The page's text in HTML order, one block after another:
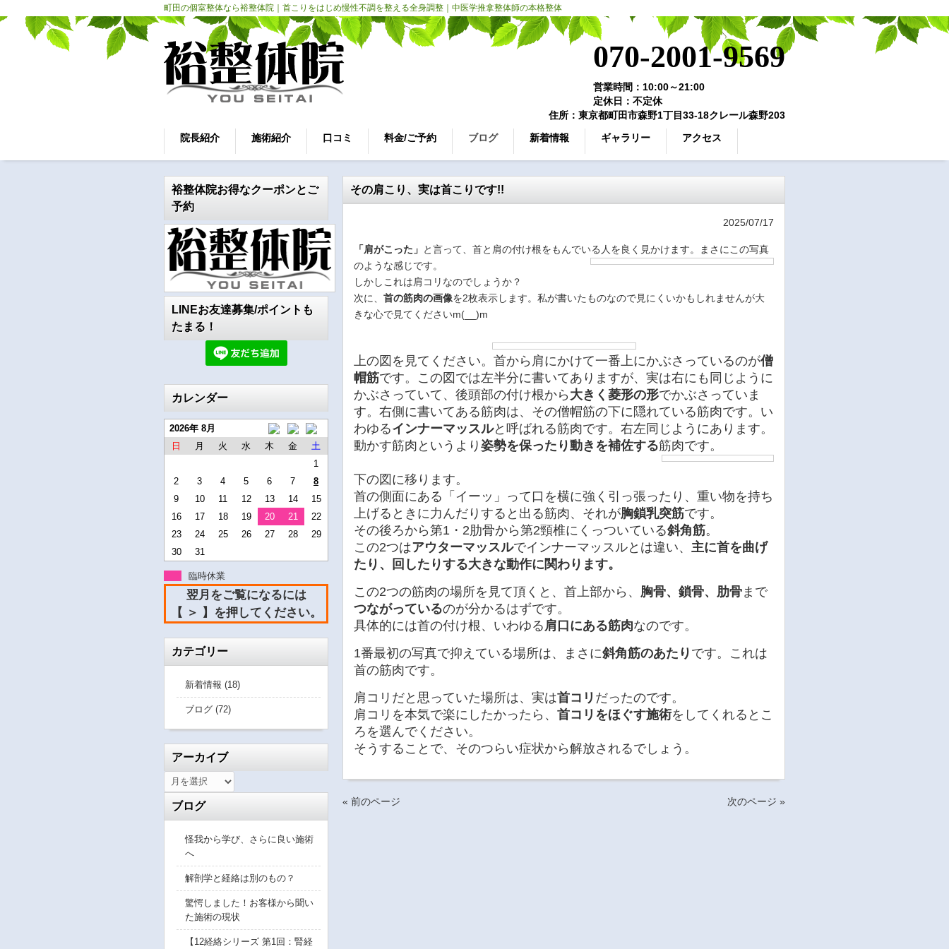
町田の個室整体なら裕整体院｜首こりをはじめ慢性不調を整える全身調整｜中医学推拿整体師の本格整体
070-2001-9569
営業時間：10:00～21:00
定休日：不定休
住所：東京都町田市森野1丁目33-18クレール森野203
院長紹介 施術紹介 口コミ 料金/ご予約 ブログ 新着情報 ギャラリー アクセス
その肩こり、実は首こりです!!
2025/07/17
「肩がこった」 と言って、首と肩の付け根をもんでいる人を良く見かけます。
まさにこの写真
のような感じです。
しかしこれは肩コリなのでしょうか？
次に、 首の筋肉の画像を2枚表示します。私が書いたものなので見にくいかもしれませんが大
きな心で見てくださいm(__)m
上の図を見てください。首から肩にかけて一番上にかぶさっているのが僧
帽筋です。この図では左半分に書いてありますが、実は右にも同じように
かぶさっていて、後頭部の付け根から 大きく菱形の形でかぶさっていま
す。右側に書いてある筋肉は、その僧帽筋の下に隠れている筋肉です。い
わゆるインナーマッスルと呼ばれる筋肉です。右左同じようにあります。
動かす筋肉というより 姿勢を保ったり動きを補佐する筋肉です。
下の図に移ります。
首の側面にある「イーッ」って口を横に強く引っ張ったり、重い物を持ち
上げるときに力んだりすると出る筋肉、それが胸鎖乳突筋です。
その後ろから第1・2肋骨から第2頸椎にくっついている斜角筋。
この2つはアウターマッスルでインナーマッスルとは違い、 主に首を曲げ
たり、回したりする大きな動作に関わります。
この2つの筋肉の場所を見て頂くと、首上部から、 胸骨、鎖骨、肋骨まで
つながっているのが分かるはずです。
具体的には首の付け根、いわゆる肩口にある筋肉なのです。
1番最初の写真で抑えている場所は、まさに斜角筋のあたり です。これは
首の筋肉です。
肩コリだと思っていた場所は、実は首コリ だったのです。
肩コリを本気で楽にしたかったら、 首コリをほぐす施術をしてくれるとこ
ろを選んでください。
そうすることで、そのつらい症状から解放されるでしょう。
« 前のページ 次のページ »
裕整体院お得なクーポンとご
予約
LINEお友達募集/ポイントも
たまる！
カレンダー
2026年 8月
日
月 火 水 木 金
土
1
2
3 4 5 6 7
8
9
10 11 12 13 14
15
16
17 18 19 20 21
22
23
24 25 26 27 28
29
30
31
臨時休業
翌月をご覧になるには
【 ＞ 】を押してください。
カテゴリー
新着情報 (18)
ブログ (72)
アーカイブ
ブログ
怪我から学び、さらに良い施術
へ
解剖学と経絡は別のもの？
驚愕しました！お客様から聞い
た施術の現状
【12経絡シリーズ 第1回：腎経